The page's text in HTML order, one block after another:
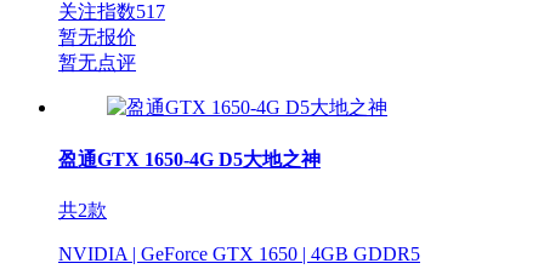
关注指数517
暂无报价
暂无点评
盈通GTX 1650-4G D5大地之神
共2款
NVIDIA | GeForce GTX 1650 | 4GB GDDR5